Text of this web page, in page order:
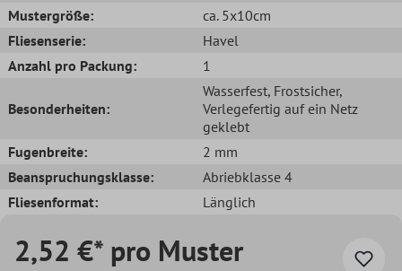
Mustergröße:
ca. 5x10cm
Fliesenserie:
Havel
Anzahl pro Packung:
1
Besonderheiten:
Wasserfest, Frostsicher,
Verlegefertig auf ein Netz
geklebt
Fugenbreite:
2 mm
Beanspruchungsklasse:
Abriebklasse 4
Fliesenformat:
Länglich
2,52 €* pro Muster